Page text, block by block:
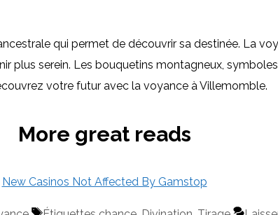
qui permet de découvrir sa destinée. La
plus serein. Les bouquetins montagneux,
votre futur avec la voyance à Villemomble.
More great reads
New Casinos Not Affected By Gamstop